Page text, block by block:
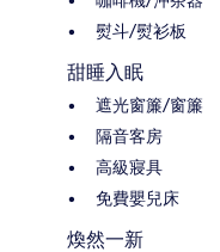
熨斗/熨衫板
甜睡入眠
遮光窗簾/窗簾
隔音客房
高級寢具
免費嬰兒床
煥然一新